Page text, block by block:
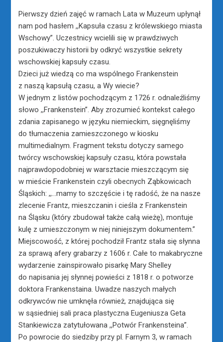
Pierwszy dzień zajęć w ramach Lata w Muzeum upłynął
nam pod hasłem ,,Kapsuła czasu z królewskiego miasta
Wschowy”. Uczestnicy wcielili się w prawdziwych
poszukiwaczy historii by odkryć wszystkie sekrety
wschowskiej kapsuły czasu.
Dzieci już wiedzą co ma wspólnego Frankenstein
z naszą kapsułą czasu, a Wy wiecie?
W jednym z listów pochodzącym z 1726 r. odnaleźliśmy
słowo ,,Frankenstein”. Aby zrozumieć kontekst całego
zdania zapisanego w języku niemieckim, sięgnęliśmy
do tłumaczenia zamieszczonego w kiosku
multimedialnym. Fragment tekstu dotyczy samego
twórcy wschowskiej kapsuły czasu, która powstała
najprawdopodobniej w warsztacie mieszczącym się
w mieście Frankenstein czyli obecnych Ząbkowicach
Śląskich: ,,…mamy to szczęście i tę radość, że na nasze
zlecenie Frantz, mieszczanin i cieśla z Frankenstein
na Śląsku (który zbudował także całą wieżę), montuje
kulę z umieszczonym w niej niniejszym dokumentem.”
Miejscowość, z której pochodził Frantz stała się słynna
za sprawą afery grabarzy z 1606 r. Całe to makabryczne
wydarzenie zainspirowało pisarkę Mary Shelley
do napisania jej słynnej powieści z 1818 r. o potworze
doktora Frankenstaina. Uwadze naszych małych
odkrywców nie umknęła również, znajdująca się
w sąsiedniej sali praca plastyczna Eugeniusza Geta
Stankiewicza zatytułowana ,,Potwór Frankensteina”.
Po powrocie do siedziby przy pl. Farnym 3, w ramach